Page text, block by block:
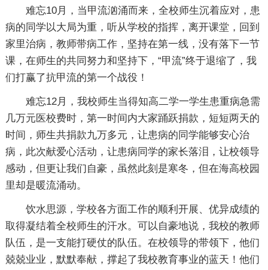
难忘10月，当甲流汹涌而来，全校师生沉着应对，患
病的同学以大局为重，听从学校的指挥，离开课堂，回到
家里治病，教师带病工作，坚持在第一线，没有落下一节
课，在师生的共同努力和坚持下，“甲流”终于退缩了，我
们打赢了抗甲流的第一个战役！
难忘12月，我校师生当得知高二学一学生患重病急需
几万元医校费时，第一时间内大家踊跃捐款，短短两天的
时间，师生共捐款九万多元，让患病的同学能够安心治
病，此次献爱心活动，让患病同学的家长落泪，让校领导
感动，但更让我们自豪，虽然此刻是寒冬，但在海高校园
里却是暖流涌动。
饮水思源，学校各方面工作的顺利开展、优异成绩的
取得凝结着全校师生的汗水。可以自豪地说，我校的教师
队伍，是一支能打硬仗的队伍。在校领导的带领下，他们
兢兢业业，默默奉献，撑起了我校教育事业的蓝天！他们